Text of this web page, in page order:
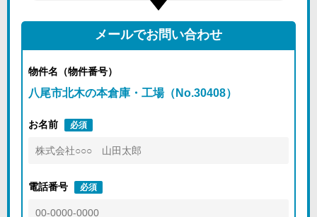
メールでお問い合わせ
物件名（物件番号）
八尾市北木の本倉庫・工場（No.30408）
お名前 必須
電話番号 必須